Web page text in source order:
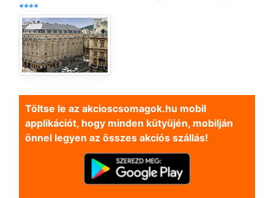
****
Töltse le az akcioscsomagok.hu mobil
applikációt, hogy minden kütyüjén, mobilján
önnel legyen az összes akciós szállás!